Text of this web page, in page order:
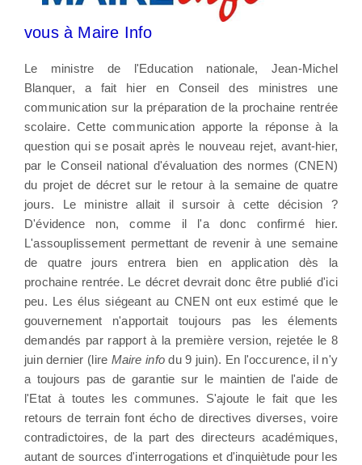
vous à Maire Info
Le ministre de l'Education nationale, Jean-Michel
Blanquer, a fait hier en Conseil des ministres une
communication sur la préparation de la prochaine rentrée
scolaire. Cette communication apporte la réponse à la
question qui se posait après le nouveau rejet, avant-hier,
par le Conseil national d'évaluation des normes (CNEN)
du projet de décret sur le retour à la semaine de quatre
jours. Le ministre allait il sursoir à cette décision ?
D'évidence non, comme il l'a donc confirmé hier.
L'assouplissement permettant de revenir à une semaine
de quatre jours entrera bien en application dès la
prochaine rentrée. Le décret devrait donc être publié d'ici
peu. Les élus siégeant au CNEN ont eux estimé que le
gouvernement n'apportait toujours pas les élements
demandés par rapport à la première version, rejetée le 8
juin dernier (lire Maire infodu 9 juin). En l'occurence, il n'y
a toujours pas de garantie sur le maintien de l'aide de
l'Etat à toutes les communes. S'ajoute le fait que les
retours de terrain font écho de directives diverses, voire
contradictoires, de la part des directeurs académiques,
autant de sources d'interrogations et d'inquiètude pour les